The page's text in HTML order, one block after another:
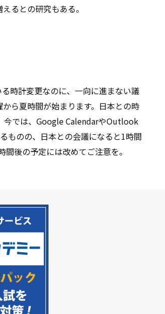
るとの研究もある。
時計変更なのに、一向に進まない議
ら夏時間が始まります。日本との時
今では、Google CalendarやOutlook
ものの、日本との会議になると1時間
後の予定には改めてご注意を。